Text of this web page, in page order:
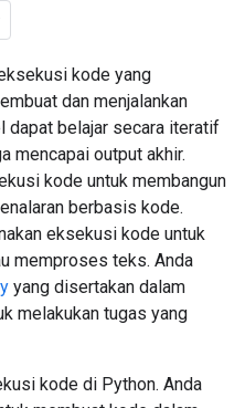
kode yang
dan menjalankan
dapat belajar secara iteratif
mencapai output akhir.
kode untuk membangun
berbasis kode.
eksekusi kode untuk
memproses teks. Anda
yang disertakan dalam
melakukan tugas yang
kode di Python. Anda